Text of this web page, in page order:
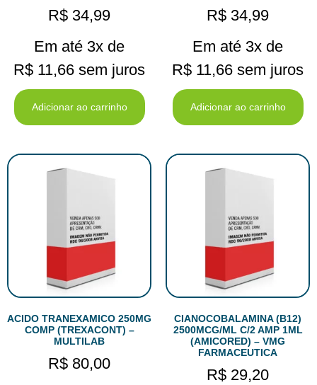
R$ 34,99
Em até 3x de
R$ 11,66 sem juros
Adicionar ao carrinho
R$ 34,99
Em até 3x de
R$ 11,66 sem juros
Adicionar ao carrinho
ACIDO TRANEXAMICO 250MG
COMP (TREXACONT) –
MULTILAB
R$ 80,00
CIANOCOBALAMINA (B12)
2500MCG/ML C/2 AMP 1ML
(AMICORED) – VMG
FARMACEUTICA
R$ 29,20